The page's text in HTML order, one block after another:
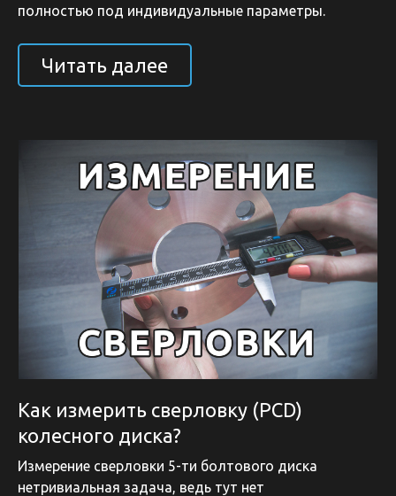
полностью под индивидуальные параметры.
Читать далее
Как измерить сверловку (PCD)
колесного диска?
Измерение сверловки 5-ти болтового диска
нетривиальная задача, ведь тут нет